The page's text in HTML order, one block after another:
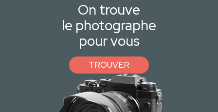
On trouve
le photographe
pour vous
TROUVER